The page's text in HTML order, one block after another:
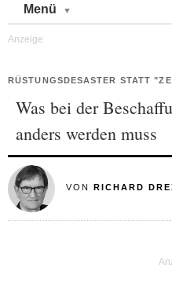
Menü
RÜSTUNGSDESASTER STATT
Was bei der
anders werden muss
VON RICHARD